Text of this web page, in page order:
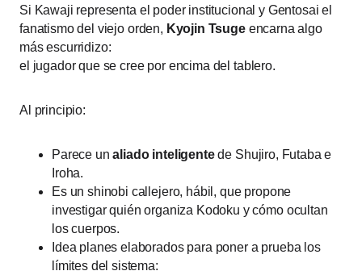
Si Kawaji representa el poder institucional y Gentosai el
fanatismo del viejo orden, Kyojin Tsugeencarna algo
más escurridizo:
el jugador que se cree por encima del tablero.
Al principio:
Parece unaliado inteligentede Shujiro, Futaba e
Iroha.
Es un shinobi callejero, hábil, que propone
investigar quién organiza Kodoku y cómo ocultan
los cuerpos.
Idea planes elaborados para poner a prueba los
límites del sistema: